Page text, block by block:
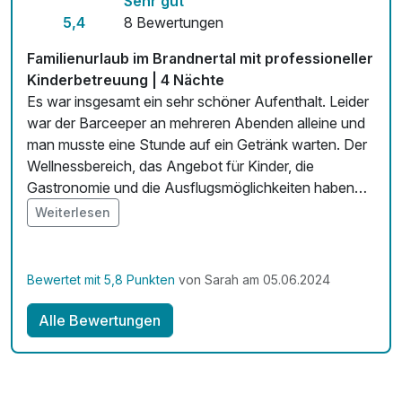
Mit Hotelbar5,4
8 Bewertungen
Familienurlaub im Brandnertal mit professioneller
Kinderbetreuung | 4 Nächte
Es war insgesamt ein sehr schöner Aufenthalt. Leider
war der Barceeper an mehreren Abenden alleine und
man musste eine Stunde auf ein Getränk warten. Der
Wellnessbereich, das Angebot für Kinder, die
Gastronomie und die Ausflugsmöglichkeiten haben
uns vollkommen überzeugt wiederzukommen. Die
Landschaft und die Lage des Hotels ist wirklich
Weiterlesen
Bewertet mit 5,8 Punkten von Sarah am 05.06.2024
Alle Bewertungen